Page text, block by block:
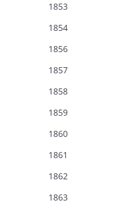
1853
1854
1856
1857
1858
1859
1860
1861
1862
1863